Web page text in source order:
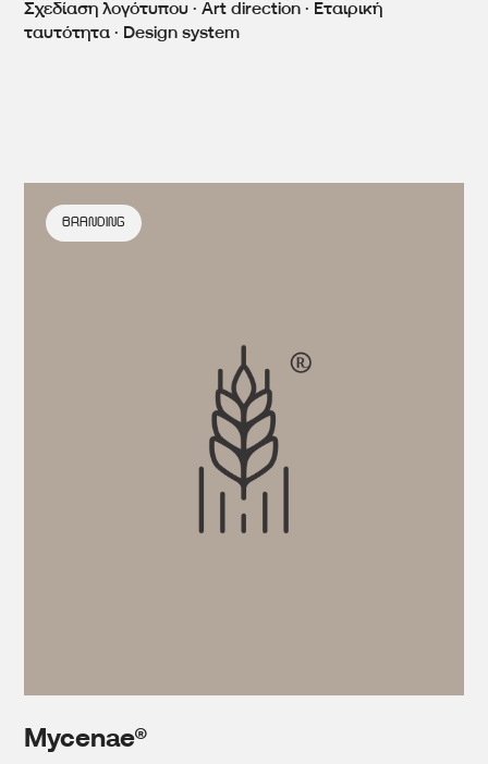
Σχεδίαση λογότυπου · Art direction · Εταιρική
ταυτότητα · Design system
Mycenae®
BRANDING